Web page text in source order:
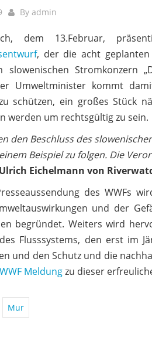
By admin
dem 13.Februar,
, der die acht geplanten
slowenischen Stromkonzern
Umweltminister kommt
schützen, ein großes Stück
werden um rechtsgültig zu sein.
den Beschluss des
Beispiel zu folgen. Die
Eichelmann von
des WWFs
und der
begründet. Weiters wird
Flusssystems, den erst im
und den Schutz und die
WWF Meldungzu dieser
Mur